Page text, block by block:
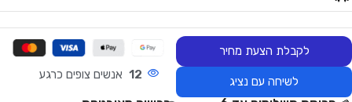
לקבלת הצעת מחיר
לשיחה עם נציג 12 אנשים צופים כרגע